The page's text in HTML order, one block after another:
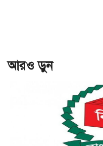
আরও ড়ুন